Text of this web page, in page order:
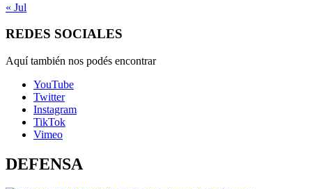
« Jul
REDES SOCIALES
Aquí también nos podés encontrar
YouTube
Twitter
Instagram
TikTok
Vimeo
DEFENSA